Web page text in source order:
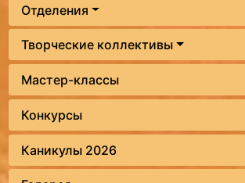
Отделения
Творческие коллективы
Мастер-классы
Конкурсы
Каникулы 2026